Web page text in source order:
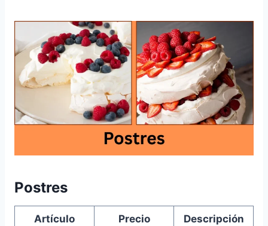
Postres
Artículo Precio Descripción